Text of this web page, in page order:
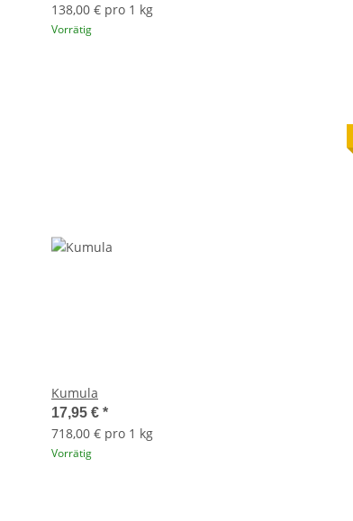
138,00 € pro 1 kg
Vorrätig
Kumula
17,95 € *
718,00 € pro 1 kg
Vorrätig